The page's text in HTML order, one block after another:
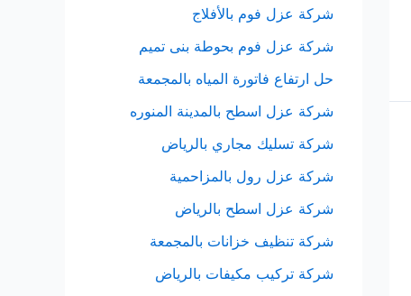
شركة عزل فوم بالأفلاج
شركة عزل فوم بحوطة بنى تميم
حل ارتفاع فاتورة المياه بالمجمعة
شركة عزل اسطح بالمدينة المنوره
شركة تسليك مجاري بالرياض
شركة عزل رول بالمزاحمية
شركة عزل اسطح بالرياض
شركة تنظيف خزانات بالمجمعة
شركة تركيب مكيفات بالرياض